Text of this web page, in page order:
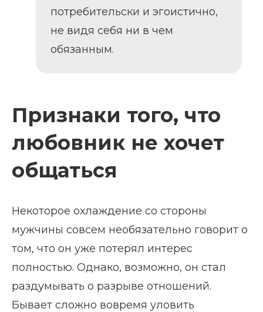
потребительски и эгоистично,
не видя себя ни в чем
обязанным.
Признаки того, что
любовник не хочет
общаться
Некоторое охлаждение со стороны
мужчины совсем необязательно говорит о
том, что он уже потерял интерес
полностью. Однако, возможно, он стал
раздумывать о разрыве отношений.
Бывает сложно вовремя уловить